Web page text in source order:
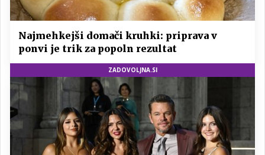
Najmehkejši domači kruhki: priprava v
ponvi je trik za popoln rezultat
ZADOVOLJNA.SI